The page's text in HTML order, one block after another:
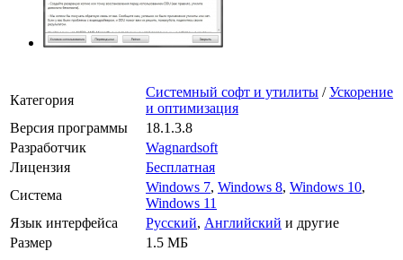
Категория
Системный софт и утилиты /Ускорение
и оптимизация
Версия программы
18.1.3.8
Разработчик
Wagnardsoft
Лицензия
Бесплатная
Система
Windows 7, Windows 8, Windows 10,
Windows 11
Язык интерфейса
Русский, Английский и другие
Размер
1.5 МБ